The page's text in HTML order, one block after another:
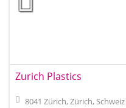
Zurich Plastics
8041 Zürich, Zürich, Schweiz